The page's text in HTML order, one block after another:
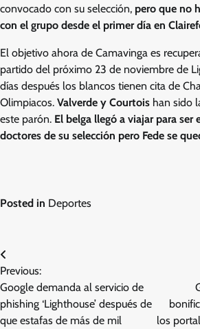
convocado con su selección, pero que no
con el grupo desde el primer día en
El objetivo ahora de Camavinga es
partido del próximo 23 de noviembre de
días después los blancos tienen cita de
Olimpiacos. Valverde y Courtois han sido
este parón. El belga llegó a viajar para ser
doctores de su selección pero Fede se
Posted in Deportes
Post
navigation
Previous:
Google demanda al servicio de
phishing ‘Lighthouse’ después de
que estafas de más de mil
los